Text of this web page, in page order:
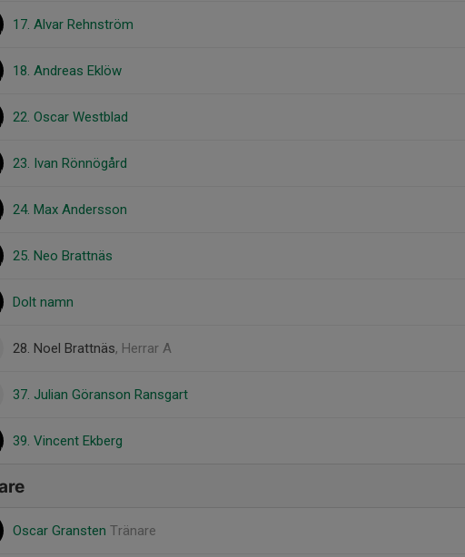
17. Alvar Rehnström
18. Andreas Eklöw
22. Oscar Westblad
23. Ivan Rönnögård
24. Max Andersson
25. Neo Brattnäs
Dolt namn
28. Noel Brattnäs, Herrar A
37. Julian Göranson Ransgart
39. Vincent Ekberg
Oscar Gransten Tränare